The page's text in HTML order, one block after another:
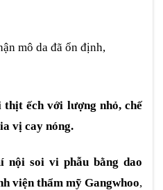
mô da đã ổn định,
thịt ếch với lượng nhỏ, chế
vị cay nóng.
nội soi vi phẫu bằng dao
viện thẩm mỹ Gangwhoo,